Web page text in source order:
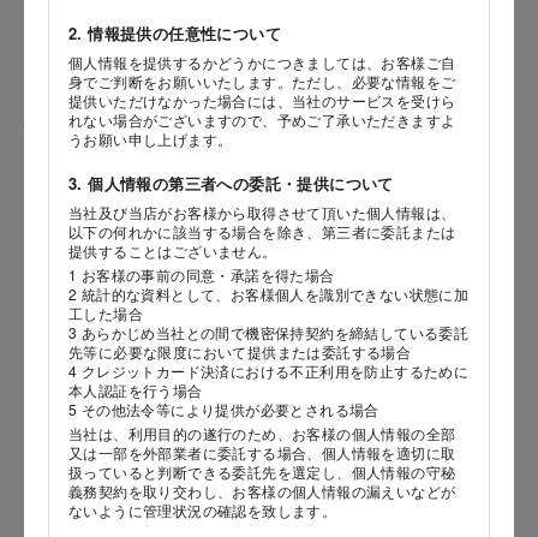
2. 情報提供の任意性について
個人情報を提供するかどうかにつきましては、お客様ご自
身でご判断をお願いいたします。ただし、必要な情報をご
提供いただけなかった場合には、当社のサービスを受けら
れない場合がございますので、予めご了承いただきますよ
うお願い申し上げます。
3. 個人情報の第三者への委託・提供について
当社及び当店がお客様から取得させて頂いた個人情報は、
以下の何れかに該当する場合を除き、第三者に委託または
提供することはございません。
1 お客様の事前の同意・承諾を得た場合
2 統計的な資料として、お客様個人を識別できない状態に加
工した場合
3 あらかじめ当社との間で機密保持契約を締結している委託
先等に必要な限度において提供または委託する場合
4 クレジットカード決済における不正利用を防止するために
本人認証を行う場合
5 その他法令等により提供が必要とされる場合
当社は、利用目的の遂行のため、お客様の個人情報の全部
又は一部を外部業者に委託する場合、個人情報を適切に取
扱っていると判断できる委託先を選定し、個人情報の守秘
義務契約を取り交わし、お客様の個人情報の漏えいなどが
ないように管理状況の確認を致します。
生年月日
年
月
岳や末広がりを意味す
やつ時」という意味を込
。雄大な八ヶ岳山麓の自
れる、こだわりのスイー
海外 Overseas shops
Indonesia
Malaysia
Hong Kong
UAE
Thailand
Vietnam